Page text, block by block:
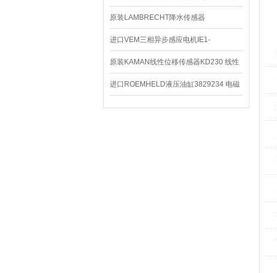
泵价格
原装LAMBRECHT降水传感器
00.14575.20气象仪
进口VEM三相异步感应电机IE1-
K21R80G4马达
原装KAMAN线性位移传感器KD230 线性
编码器
进口ROEMHELD液压油缸3829234 电磁
阀定位器